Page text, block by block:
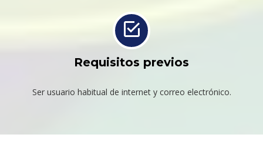
Requisitos previos
Ser usuario habitual de internet y correo electrónico.